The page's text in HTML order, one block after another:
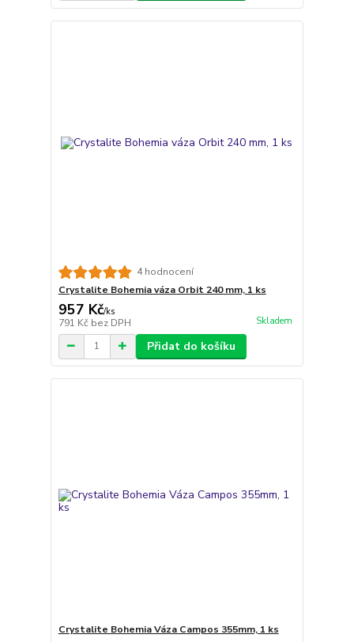
4 hodnocení
Crystalite Bohemia váza Orbit 240 mm, 1 ks
957 Kč/ks
791 Kč bez DPH Skladem
Přidat do košíku
Crystalite Bohemia Váza Campos 355mm, 1 ks